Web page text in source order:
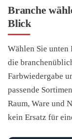
Branche
Blick
Wählen Sie
die
Farbwiedergabe
passende
Raum, Ware und
kein Ersatz für